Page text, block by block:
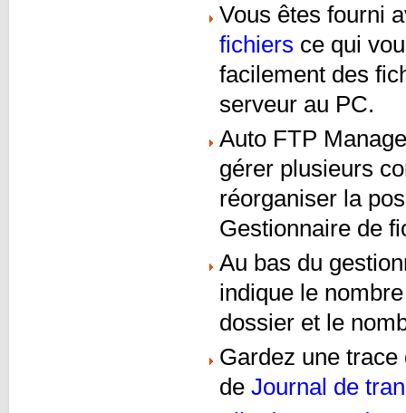
Vous êtes fourni
fichiers ce qui
facilement des
serveur au PC.
Auto FTP
gérer plusieurs
réorganiser la
Gestionnaire de
Au bas du
indique le
dossier et le
Gardez une
de Journal de